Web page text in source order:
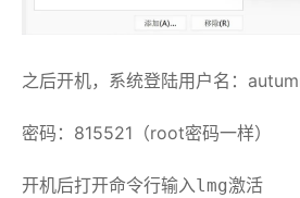
之后开机，系统登陆用户名：
密码：815521（root密码一样）
开机后打开命令行输入lmg激活